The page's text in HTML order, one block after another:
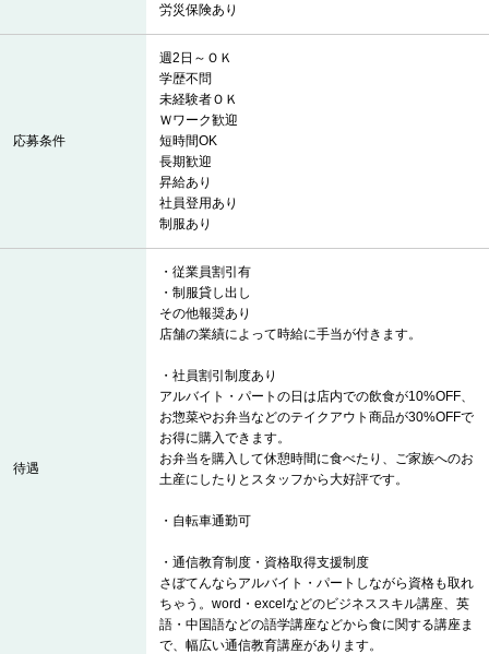
労災保険あり
応募条件
週2日～ＯＫ
学歴不問
未経験者ＯＫ
Ｗワーク歓迎
短時間OK
長期歓迎
昇給あり
社員登用あり
制服あり
待遇
・従業員割引有
・制服貸し出し
その他報奨あり
店舗の業績によって時給に手当が付きます。
・社員割引制度あり
アルバイト・パートの日は店内での飲食が10%OFF、
お惣菜やお弁当などのテイクアウト商品が30%OFFで
お得に購入できます。
お弁当を購入して休憩時間に食べたり、ご家族へのお
土産にしたりとスタッフから大好評です。
・自転車通勤可
・通信教育制度・資格取得支援制度
さぼてんならアルバイト・パートしながら資格も取れ
ちゃう。word・excelなどのビジネススキル講座、英
語・中国語などの語学講座などから食に関する講座ま
で、幅広い通信教育講座があります。